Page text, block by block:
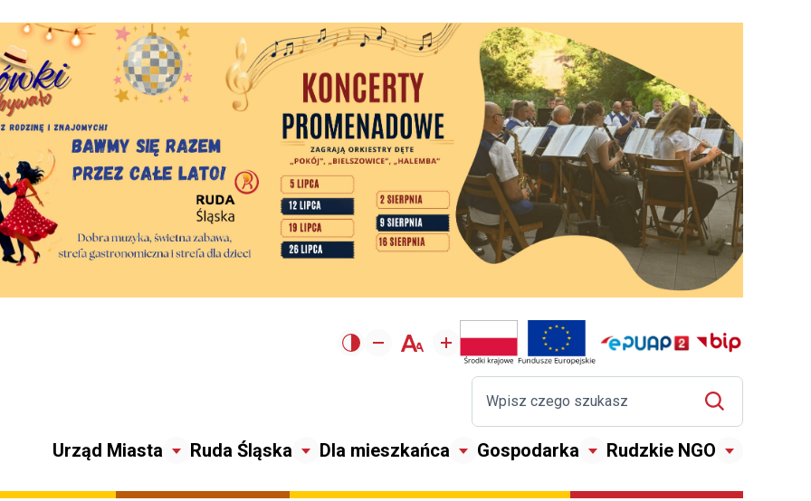
Urząd Miasta Ruda Śląska Dla mieszkańca Gospodarka Rudzkie NGO